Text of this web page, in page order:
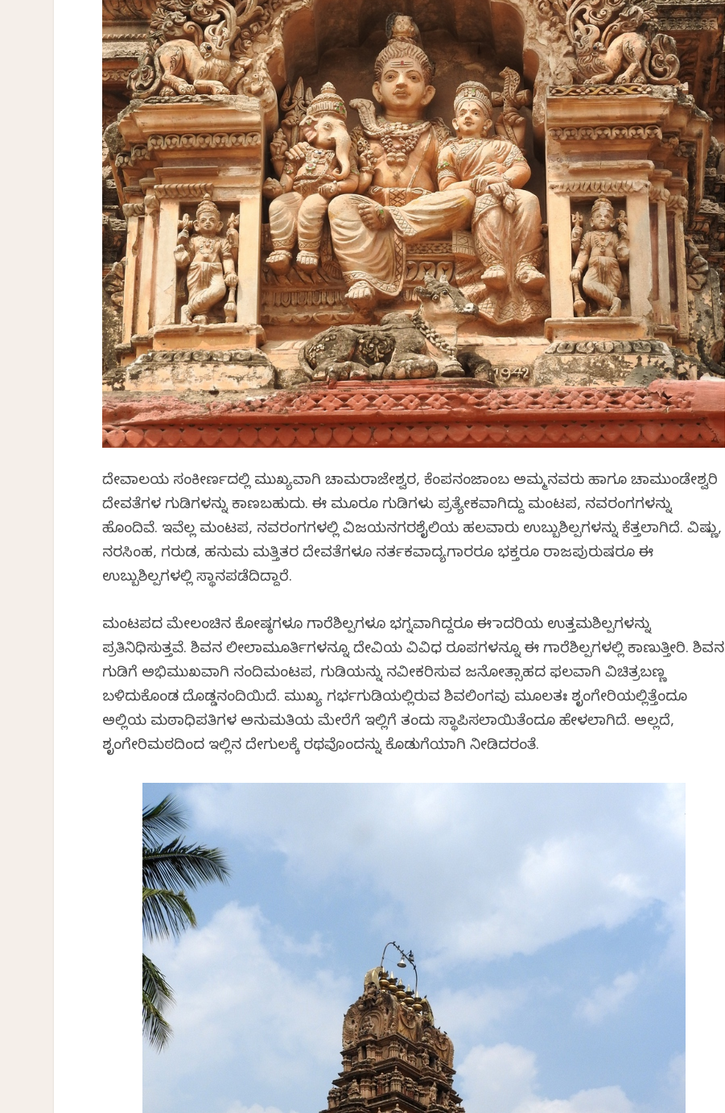
ದೇವಾಲಯ ಸಂಕೀರ್ಣದಲ್ಲಿ ಮುಖ್ಯವಾಗಿ ಚಾಮರಾಜೇಶ್ವರ, ಕೆಂಪನಂಜಾಂಬ ಅಮ್ಮನವರು ಹಾಗೂ ಚಾಮುಂಡೇಶ್ವರಿ
ದೇವತೆಗಳ ಗುಡಿಗಳನ್ನು ಕಾಣಬಹುದು. ಈ ಮೂರೂ ಗುಡಿಗಳು ಪ್ರತ್ಯೇಕವಾಗಿದ್ದು ಮಂಟಪ, ನವರಂಗಗಳನ್ನು
ಹೊಂದಿವೆ. ಇವೆಲ್ಲ ಮಂಟಪ, ನವರಂಗಗಳಲ್ಲಿ ವಿಜಯನಗರಶೈಲಿಯ ಹಲವಾರು ಉಬ್ಬುಶಿಲ್ಪಗಳನ್ನು ಕೆತ್ತಲಾಗಿದೆ. ವಿಷ್ಣು,
ನರಸಿಂಹ, ಗರುಡ, ಹನುಮ ಮತ್ತಿತರ ದೇವತೆಗಳೂ ನರ್ತಕವಾದ್ಯಗಾರರೂ ಭಕ್ತರೂ ರಾಜಪುರುಷರೂ ಈ
ಉಬ್ಬುಶಿಲ್ಪಗಳಲ್ಲಿ ಸ್ಥಾನಪಡೆದಿದ್ದಾರೆ.
ಮಂಟಪದ ಮೇಲಂಚಿನ ಕೋಷ್ಠಗಳೂ ಗಾರೆಶಿಲ್ಪಗಳೂ ಭಗ್ನವಾಗಿದ್ದರೂ ಈ ಮಾದರಿಯ ಉತ್ತಮಶಿಲ್ಪಗಳನ್ನು
ಪ್ರತಿನಿಧಿಸುತ್ತವೆ. ಶಿವನ ಲೀಲಾಮೂರ್ತಿಗಳನ್ನೂ ದೇವಿಯ ವಿವಿಧ ರೂಪಗಳನ್ನೂ ಈ ಗಾರೆಶಿಲ್ಪಗಳಲ್ಲಿ ಕಾಣುತ್ತೀರಿ. ಶಿವನ
ಗುಡಿಗೆ ಅಭಿಮುಖವಾಗಿ ನಂದಿಮಂಟಪ, ಗುಡಿಯನ್ನು ನವೀಕರಿಸುವ ಜನೋತ್ಸಾಹದ ಫಲವಾಗಿ ವಿಚಿತ್ರಬಣ್ಣ
ಬಳಿದುಕೊಂಡ ದೊಡ್ಡನಂದಿಯಿದೆ. ಮುಖ್ಯ ಗರ್ಭಗುಡಿಯಲ್ಲಿರುವ ಶಿವಲಿಂಗವು ಮೂಲತಃ ಶೃಂಗೇರಿಯಲ್ಲಿತ್ತೆಂದೂ
ಅಲ್ಲಿಯ ಮಠಾಧಿಪತಿಗಳ ಅನುಮತಿಯ ಮೇರೆಗೆ ಇಲ್ಲಿಗೆ ತಂದು ಸ್ಥಾಪಿಸಲಾಯಿತೆಂದೂ ಹೇಳಲಾಗಿದೆ. ಅಲ್ಲದೆ,
ಶೃಂಗೇರಿಮಠದಿಂದ ಇಲ್ಲಿನ ದೇಗುಲಕ್ಕೆ ರಥವೊಂದನ್ನು ಕೊಡುಗೆಯಾಗಿ ನೀಡಿದರಂತೆ.